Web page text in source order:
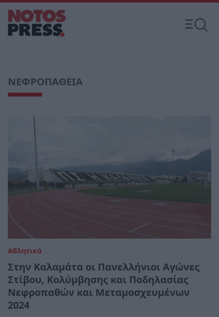
ΝΕΦΡΟΠΑΘΕΙΑ
Αθλητικά
Στην Καλαμάτα οι Πανελλήνιοι Αγώνες
Στίβου, Κολύμβησης και Ποδηλασίας
Νεφροπαθών και Μεταμοσχευμένων
2024